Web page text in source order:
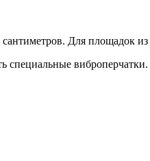
Для площадок
специальные виброперчатки.